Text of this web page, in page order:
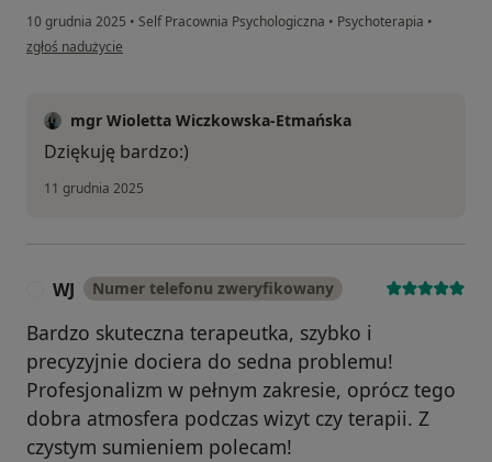
10 grudnia 2025 • Self Pracownia Psychologiczna • Psychoterapia •
w opinii użytkownika Artur
zgłoś nadużycie
mgr Wioletta Wiczkowska-Etmańska
Dziękuję bardzo:)
11 grudnia 2025
WJ Numer telefonu zweryfikowany
Bardzo skuteczna terapeutka, szybko i
precyzyjnie dociera do sedna problemu!
Profesjonalizm w pełnym zakresie, oprócz tego
dobra atmosfera podczas wizyt czy terapii. Z
czystym sumieniem polecam!